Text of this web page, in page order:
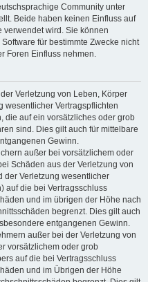
Community unter
Beide haben keinen Einfluss auf
verwendet wird. Sie können
für bestimmte Zwecke nicht
Foren Einfluss nehmen.
Verletzung von Leben, Körper
wesentlicher Vertragspflichten
die auf ein vorsätzliches oder grob
sind. Dies gilt auch für mittelbare
Gewinn.
außer bei vorsätzlichem oder
Schäden aus der Verletzung von
der Verletzung wesentlicher
auf die bei Vertragsschluss
und im übrigen der Höhe nach
begrenzt. Dies gilt auch
entgangenen Gewinn.
außer bei der Verletzung von
vorsätzlichem oder grob
auf die bei Vertragsschluss
und im Übrigen der Höhe